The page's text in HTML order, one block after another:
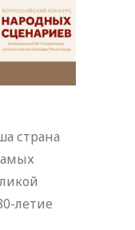
страна
летие